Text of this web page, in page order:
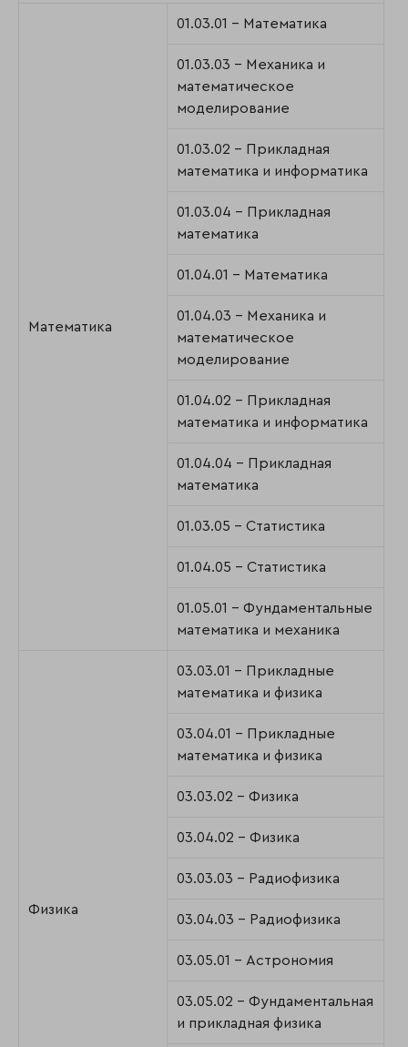
Математика
01.03.01 - Математика
01.03.03 - Механика и
математическое
моделирование
01.03.02 - Прикладная
математика и информатика
01.03.04 - Прикладная
математика
01.04.01 - Математика
01.04.03 - Механика и
математическое
моделирование
01.04.02 - Прикладная
математика и информатика
01.04.04 - Прикладная
математика
01.03.05 - Статистика
01.04.05 - Статистика
01.05.01 - Фундаментальные
математика и механика
Физика
03.03.01 - Прикладные
математика и физика
03.04.01 - Прикладные
математика и физика
03.03.02 - Физика
03.04.02 - Физика
03.03.03 - Радиофизика
03.04.03 - Радиофизика
03.05.01 - Астрономия
03.05.02 - Фундаментальная
и прикладная физика